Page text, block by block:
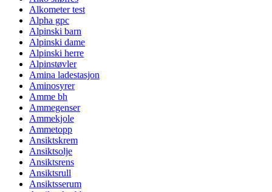
Alkometer test
Alpha gpc
Alpinski barn
Alpinski dame
Alpinski herre
Alpinstøvler
Amina ladestasjon
Aminosyrer
Amme bh
Ammegenser
Ammekjole
Ammetopp
Ansiktskrem
Ansiktsolje
Ansiktsrens
Ansiktsrull
Ansiktsserum